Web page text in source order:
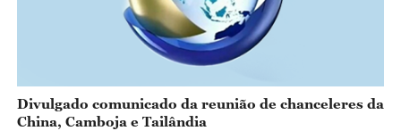
Divulgado comunicado da reunião de chanceleres da
China, Camboja e Tailândia